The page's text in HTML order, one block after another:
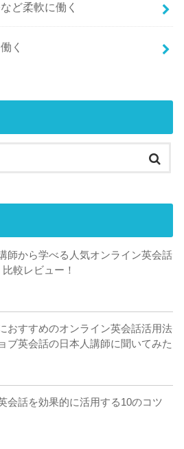
ど柔軟に働く
く
師から学べる人気オンライン英会話
較レビュー！
おすすめのオンライン英会話活用法
ブ英会話の日本人講師に聞いてみた
会話を効果的に活用する10のコツ